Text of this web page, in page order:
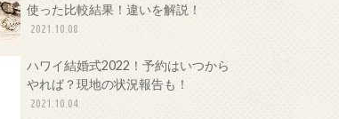
使った比較結果！違いを解説！
2021.10.08
ハワイ結婚式2022！予約はいつから
やれば？現地の状況報告も！
2021.10.04